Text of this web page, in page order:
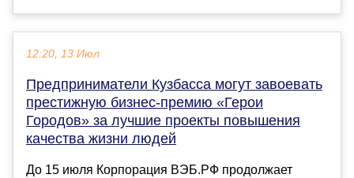
12:20, 13 Июл
Предприниматели Кузбасса могут завоевать
престижную бизнес-премию «Герои
Городов» за лучшие проекты повышения
качества жизни людей
До 15 июля Корпорация ВЭБ.РФ продолжает